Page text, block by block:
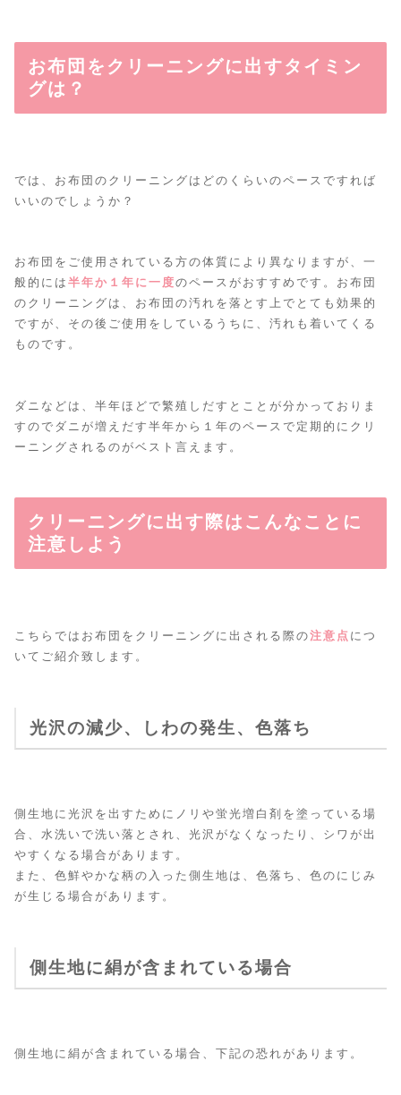
お布団をクリーニングに出すタイミン
グは？
では、お布団のクリーニングはどのくらいのペースですれば
いいのでしょうか？
お布団をご使用されている方の体質により異なりますが、一
般的には半年か１年に一度のペースがおすすめです。お布団
のクリーニングは、お布団の汚れを落とす上でとても効果的
ですが、その後ご使用をしているうちに、汚れも着いてくる
ものです。
ダニなどは、半年ほどで繁殖しだすとことが分かっておりま
すのでダニが増えだす半年から１年のペースで定期的にクリ
ーニングされるのがベスト言えます。
クリーニングに出す際はこんなことに
注意しよう
こちらではお布団をクリーニングに出される際の注意点 につ
いてご紹介致します。
光沢の減少、しわの発生、色落ち
側生地に光沢を出すためにノリや蛍光増白剤を塗っている場
合、水洗いで洗い落とされ、光沢がなくなったり、シワが出
やすくなる場合があります。
また、色鮮やかな柄の入った側生地は、色落ち、色のにじみ
が生じる場合があります。
側生地に絹が含まれている場合
側生地に絹が含まれている場合、下記の恐れがあります。